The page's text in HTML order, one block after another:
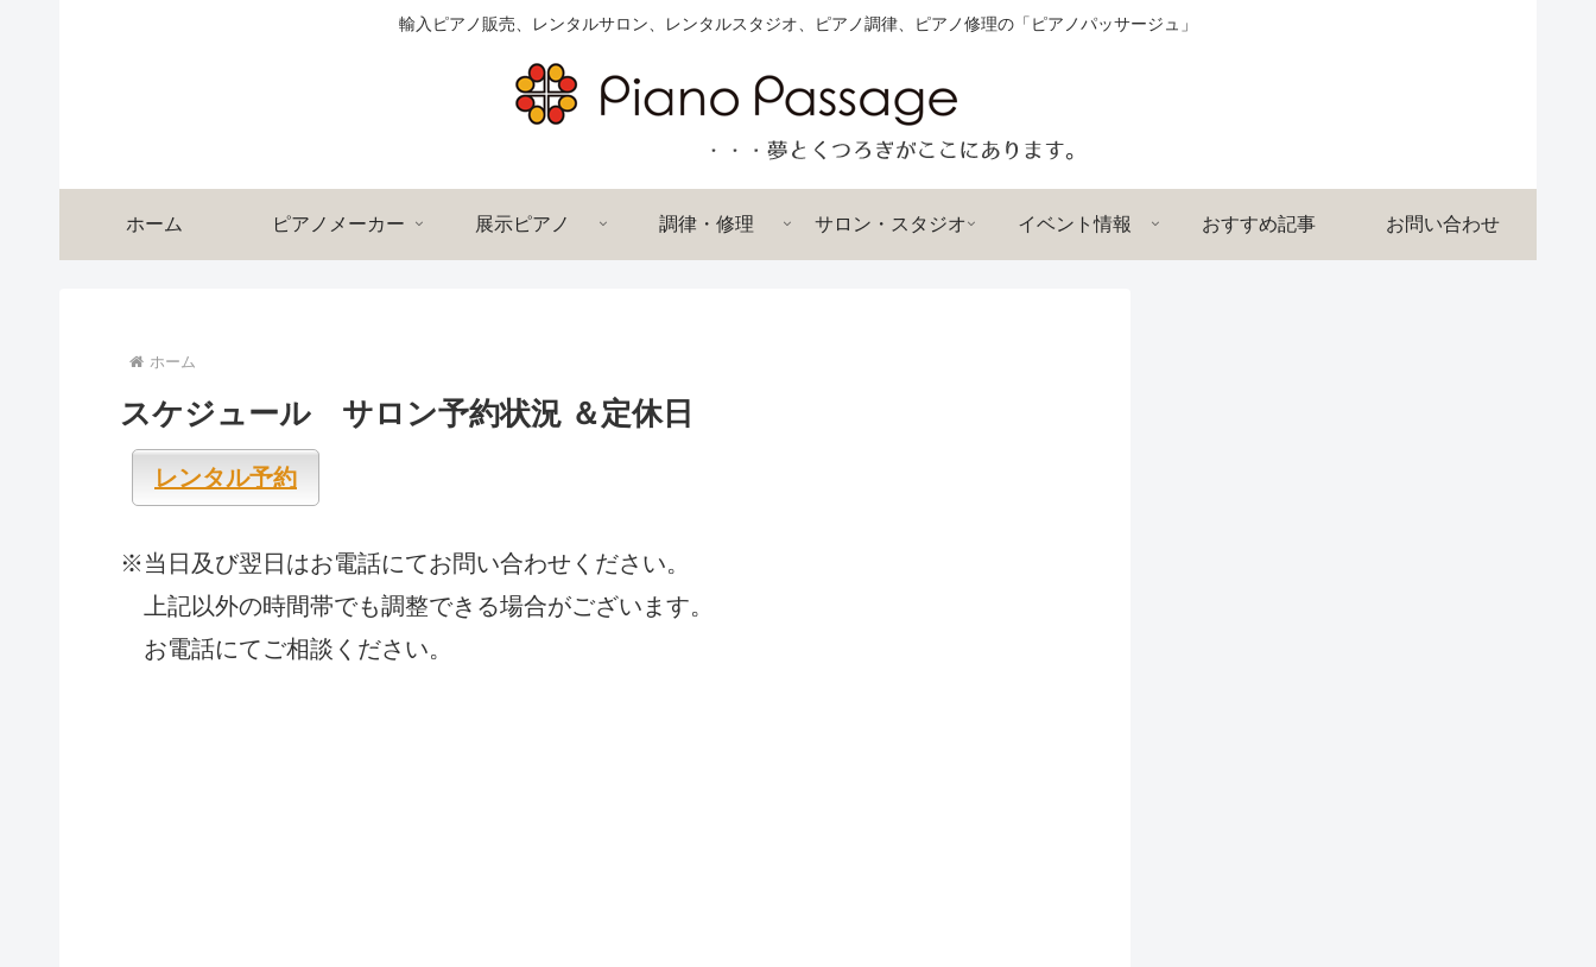
輸入ピアノ販売、レンタルサロン、レンタルスタジオ、ピアノ調律、ピアノ修理の「ピアノパッサージュ」
ホーム ピアノメーカー 展示ピアノ 調律・修理 サロン・スタジオ イベント情報 おすすめ記事 お問い合わせ
ホーム
スケジュール サロン予約状況 ＆定休日
レンタル予約
※当日及び翌日はお電話にてお問い合わせください。
上記以外の時間帯でも調整できる場合がございます。
お電話にてご相談ください。